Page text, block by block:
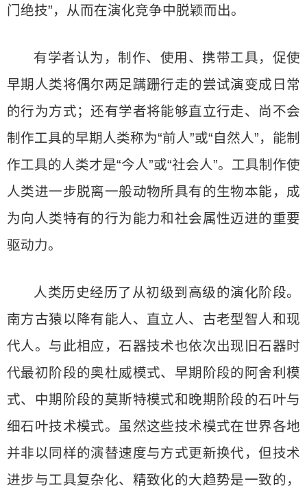
门绝技”，从而在演化竞争中脱颖而出。
有学者认为，制作、使用、携带工具，促使
早期人类将偶尔两足蹒跚行走的尝试演变成日常
的行为方式；还有学者将能够直立行走、尚不会
制作工具的早期人类称为“前人”或“自然人”，能制
作工具的人类才是“今人”或“社会人”。工具制作使
人类进一步脱离一般动物所具有的生物本能，成
为向人类特有的行为能力和社会属性迈进的重要
驱动力。
人类历史经历了从初级到高级的演化阶段。
南方古猿以降有能人、直立人、古老型智人和现
代人。与此相应，石器技术也依次出现旧石器时
代最初阶段的奥杜威模式、早期阶段的阿舍利模
式、中期阶段的莫斯特模式和晚期阶段的石叶与
细石叶技术模式。虽然这些技术模式在世界各地
并非以同样的演替速度与方式更新换代，但技术
进步与工具复杂化、精致化的大趋势是一致的，